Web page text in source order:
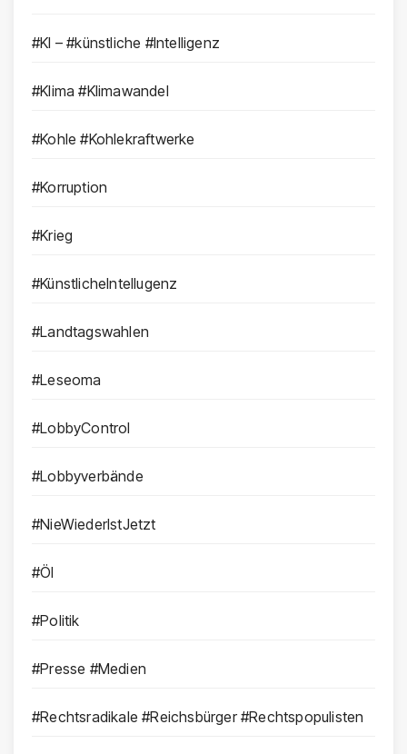
#KI – #künstliche #Intelligenz
#Klima #Klimawandel
#Kohle #Kohlekraftwerke
#Korruption
#Krieg
#KünstlicheIntellugenz
#Landtagswahlen
#Leseoma
#LobbyControl
#Lobbyverbände
#NieWiederIstJetzt
#Öl
#Politik
#Presse #Medien
#Rechtsradikale #Reichsbürger #Rechtspopulisten